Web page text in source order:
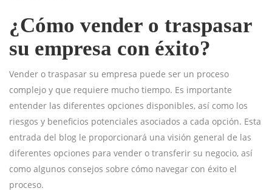
¿Cómo vender o traspasar
su empresa con éxito?
Vender o traspasar su empresa puede ser un proceso
complejo y que requiere mucho tiempo. Es importante
entender las diferentes opciones disponibles, así como los
riesgos y beneficios potenciales asociados a cada opción. Esta
entrada del blog le proporcionará una visión general de las
diferentes opciones para vender o transferir su negocio, así
como algunos consejos sobre cómo navegar con éxito el
proceso.